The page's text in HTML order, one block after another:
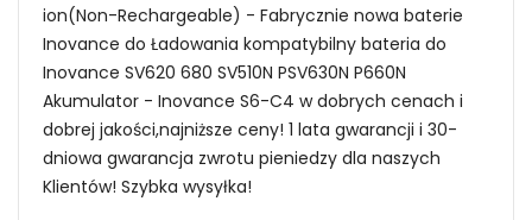
ion(Non-Rechargeable) - Fabrycznie nowa baterie
Inovance do Ładowania kompatybilny bateria do
Inovance SV620 680 SV510N PSV630N P660N
Akumulator - Inovance S6-C4 w dobrych cenach i
dobrej jakości,najniższe ceny! 1 lata gwarancji i 30-
dniowa gwarancja zwrotu pieniedzy dla naszych
Klientów! Szybka wysyłka!